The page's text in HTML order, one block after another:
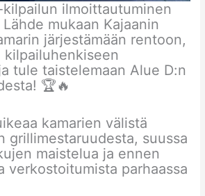
kilpailun ilmoittautuminen
mukaan Kajaanin
järjestämään rentoon,
tule taistelemaan Alue D:n
🏆🔥
kamarien välistä
grillimestaruudesta, suussa
maistelua ja ennen
verkostoitumista parhaassa